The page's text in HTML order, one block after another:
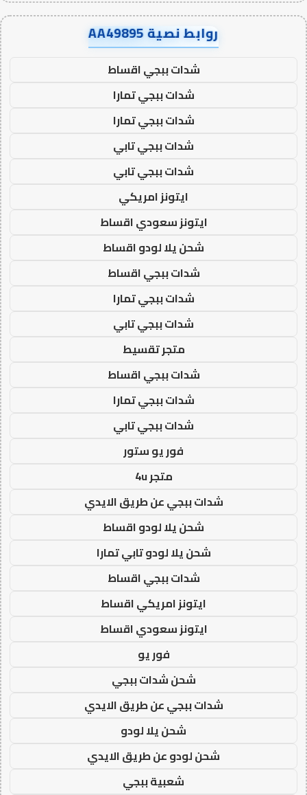
روابط نصية AA49895
شدات ببجي اقساط
شدات ببجي تمارا
شدات ببجي تمارا
شدات ببجي تابي
شدات ببجي تابي
ايتونز امريكي
ايتونز سعودي اقساط
شحن يلا لودو اقساط
شدات ببجي اقساط
شدات ببجي تمارا
شدات ببجي تابي
متجر تقسيط
شدات ببجي اقساط
شدات ببجي تمارا
شدات ببجي تابي
فور يو ستور
متجر 4u
شدات ببجي عن طريق الايدي
شحن يلا لودو اقساط
شحن يلا لودو تابي تمارا
شدات ببجي اقساط
ايتونز امريكي اقساط
ايتونز سعودي اقساط
فور يو
شحن شدات ببجي
شدات ببجي عن طريق الايدي
شحن يلا لودو
شحن لودو عن طريق الايدي
شعبية ببجي